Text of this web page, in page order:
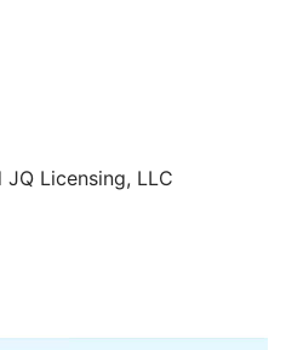
JQ Licensing, LLC